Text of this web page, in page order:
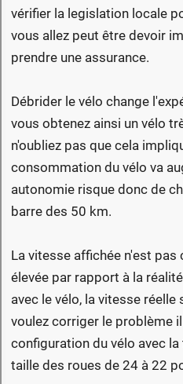
La vitesse affichée n'est
élevée par rapport à la
avec le vélo, la vitesse réelle
configuration du vélo avec
taille des roues de 24 à 22
Public cible
Le public cible de ce vélo
que pour le X3000 Max
bien visible dans ce vélo
pratique avec ses
panier,...) qui ne fait pas de
puissance (960 watts). Le
féminin mais pas